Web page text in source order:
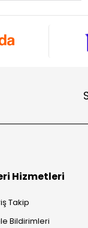
Hizmetleri
Takip
Bildirimleri